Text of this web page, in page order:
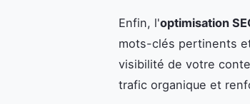
Enfin, l'optimisation
mots-clés pertinents
visibilité de votre
trafic organique et